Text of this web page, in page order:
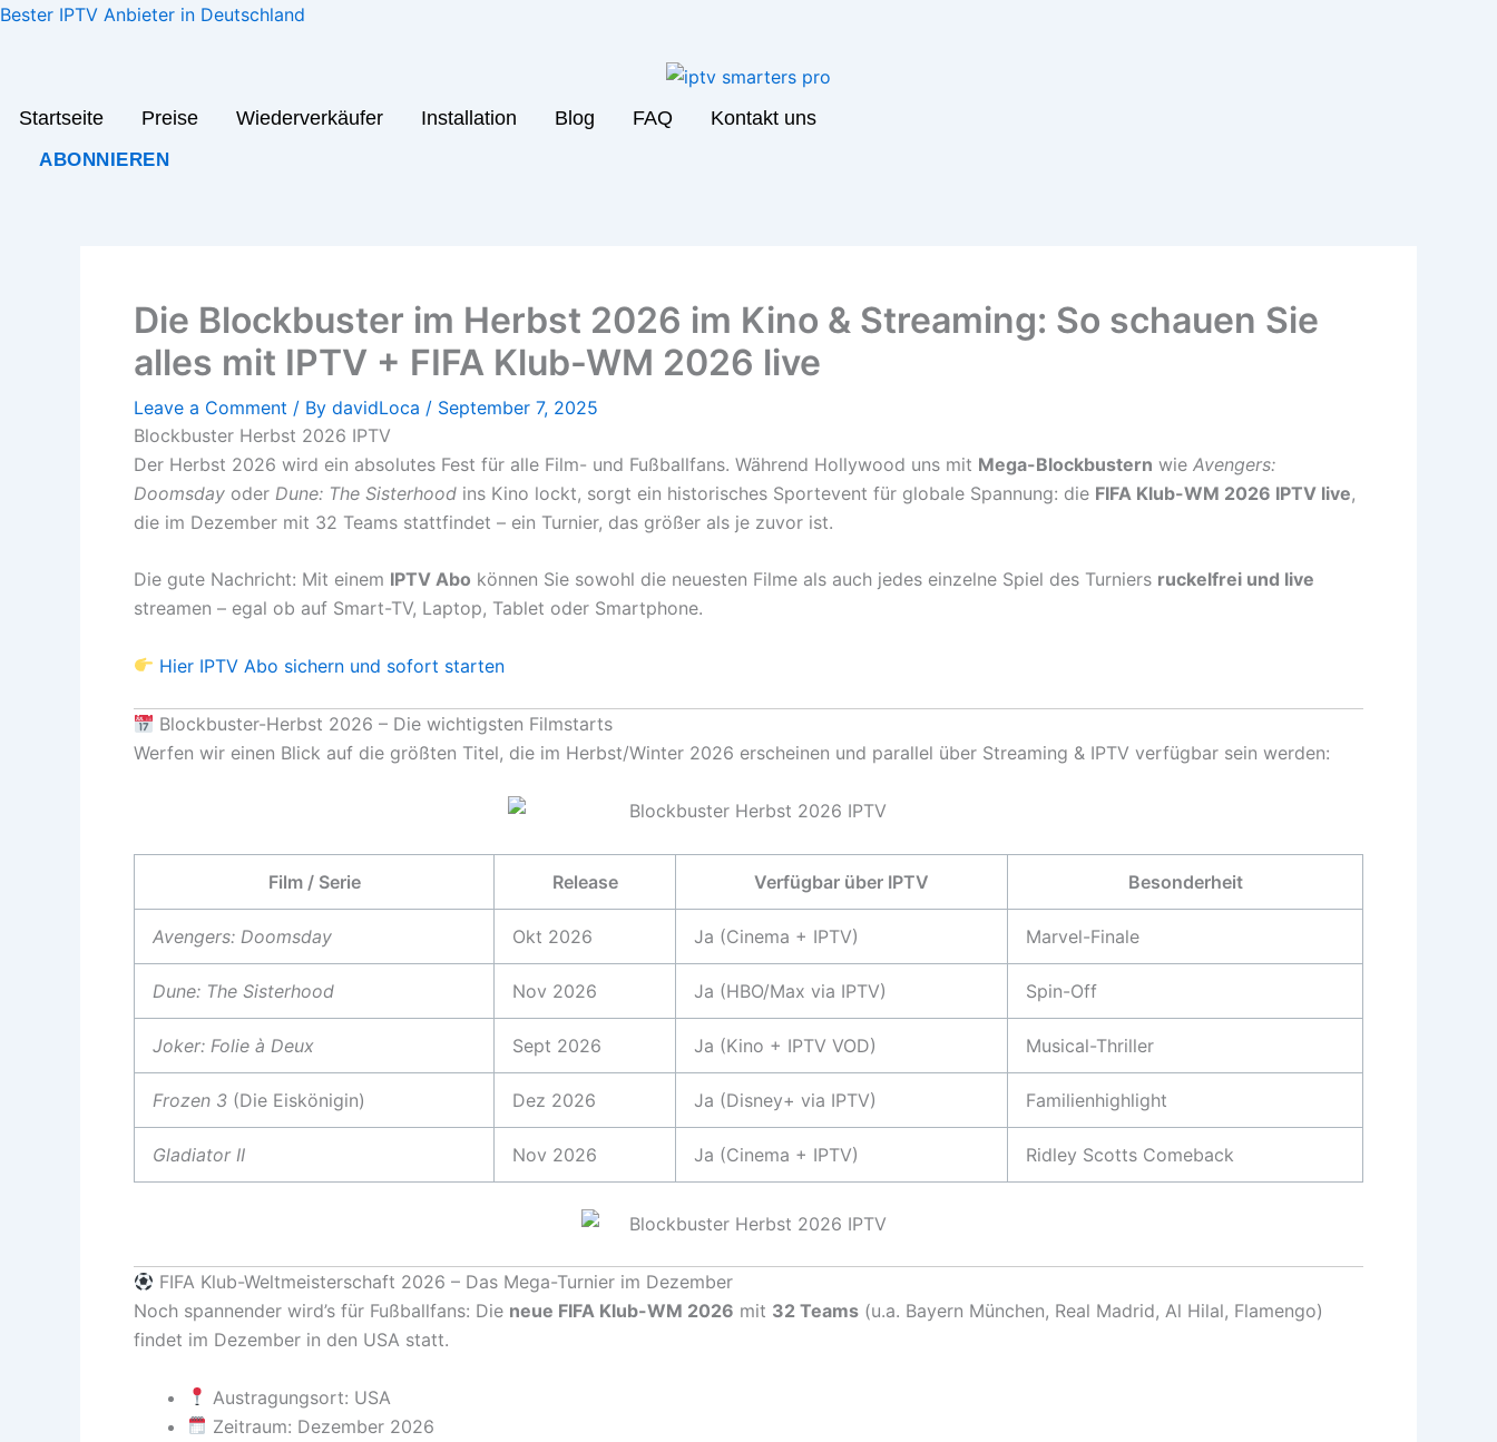
Skip
Bester IPTV Anbieter in Deutschland
Startseite Preise Wiederverkäufer Installation Blog FAQ Kontakt uns
ABONNIEREN
Die Blockbuster im Herbst 2026 im Kino & Streaming: So schauen Sie
alles mit IPTV + FIFA Klub-WM 2026 live
Leave a Comment / By davidLoca / September 7, 2025
Blockbuster Herbst 2026 IPTV
Der Herbst 2026 wird ein absolutes Fest für alle Film- und Fußballfans. Während Hollywood uns mit Mega-Blockbustern wie Avengers:
Doomsday oder Dune: The Sisterhood ins Kino lockt, sorgt ein historisches Sportevent für globale Spannung: die FIFA Klub-WM 2026 IPTV live,
die im Dezember mit 32 Teams stattfindet – ein Turnier, das größer als je zuvor ist.
Die gute Nachricht: Mit einem IPTV Abo können Sie sowohl die neuesten Filme als auch jedes einzelne Spiel des Turniers ruckelfrei und live
streamen – egal ob auf Smart-TV, Laptop, Tablet oder Smartphone.
Hier IPTV Abo sichern und sofort starten
Blockbuster-Herbst 2026 – Die wichtigsten Filmstarts
Werfen wir einen Blick auf die größten Titel, die im Herbst/Winter 2026 erscheinen und parallel über Streaming & IPTV verfügbar sein werden:
Film / Serie Release Verfügbar über IPTV Besonderheit
Avengers: Doomsday Okt 2026 Ja (Cinema + IPTV) Marvel-Finale
Dune: The Sisterhood Nov 2026 Ja (HBO/Max via IPTV) Spin-Off
Joker: Folie à Deux Sept 2026 Ja (Kino + IPTV VOD) Musical-Thriller
Frozen 3 (Die Eiskönigin) Dez 2026 Ja (Disney+ via IPTV) Familienhighlight
Gladiator II Nov 2026 Ja (Cinema + IPTV) Ridley Scotts Comeback
FIFA Klub-Weltmeisterschaft 2026 – Das Mega-Turnier im Dezember
Noch spannender wird’s für Fußballfans: Die neue FIFA Klub-WM 2026 mit 32 Teams (u.a. Bayern München, Real Madrid, Al Hilal, Flamengo)
findet im Dezember in den USA statt.
Austragungsort: USA
Zeitraum: Dezember 2026